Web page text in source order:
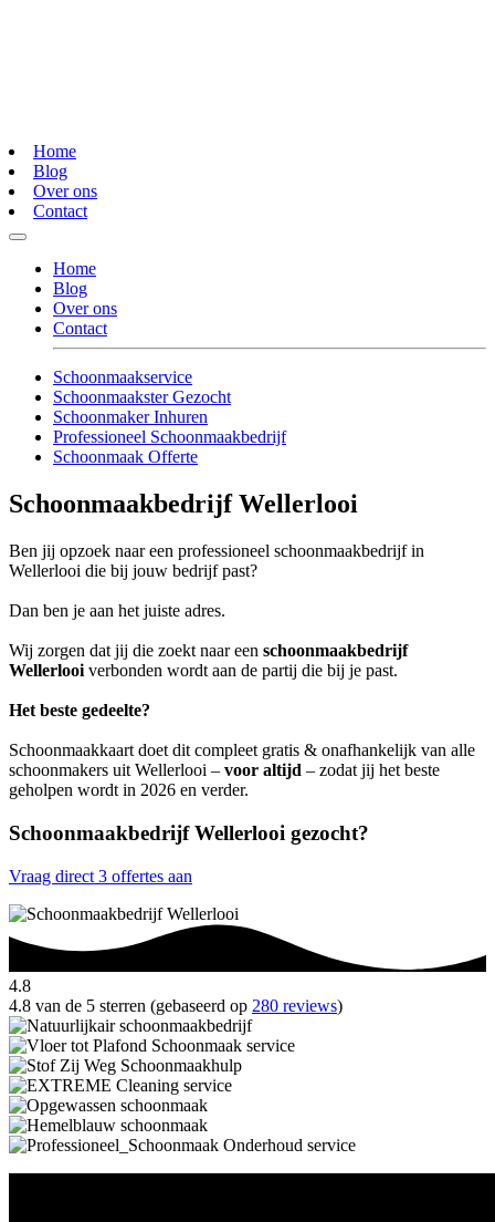
Home
Blog
Over ons
Contact
Home
Blog
Over ons
Contact
Schoonmaakservice
Schoonmaakster Gezocht
Schoonmaker Inhuren
Professioneel Schoonmaakbedrijf
Schoonmaak Offerte
Schoonmaakbedrijf Wellerlooi
Ben jij opzoek naar een professioneel schoonmaakbedrijf in
Wellerlooi die bij jouw bedrijf past?
Dan ben je aan het juiste adres.
Wij zorgen dat jij die zoekt naar een schoonmaakbedrijf
Wellerlooi verbonden wordt aan de partij die bij je past.
Het beste gedeelte?
Schoonmaakkaart doet dit compleet gratis & onafhankelijk van alle
schoonmakers uit Wellerlooi – voor altijd – zodat jij het beste
geholpen wordt in 2026 en verder.
Schoonmaakbedrijf Wellerlooi gezocht?
Vraag direct 3 offertes aan
4.8
4.8 van de 5 sterren (gebaseerd op 280 reviews)